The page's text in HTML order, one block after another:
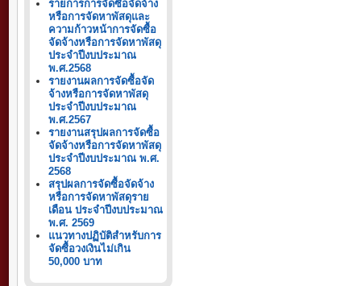
รายการการจัดซื้อจัดจ้าง
หรือการจัดหาพัสดุและ
ความก้าวหน้าการจัดซื้อ
จัดจ้างหรือการจัดหาพัสดุ
ประจำปีงบประมาณ
พ.ศ.2568
รายงานผลการจัดซื้อจัด
จ้างหรือการจัดหาพัสดุ
ประจำปีงบประมาณ
พ.ศ.2567
รายงานสรุปผลการจัดซื้อ
จัดจ้างหรือการจัดหาพัสดุ
ประจำปีงบประมาณ พ.ศ.
2568
สรุปผลการจัดซื้อจัดจ้าง
หรือการจัดหาพัสดุราย
เดือน ประจำปีงบประมาณ
พ.ศ. 2569
แนวทางปฏิบัติสำหรับการ
จัดซื้อวงเงินไม่เกิน
50,000 บาท